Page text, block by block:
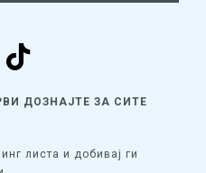
ДОЗНАЈТЕ ЗА СИТЕ
листа и добивај ги